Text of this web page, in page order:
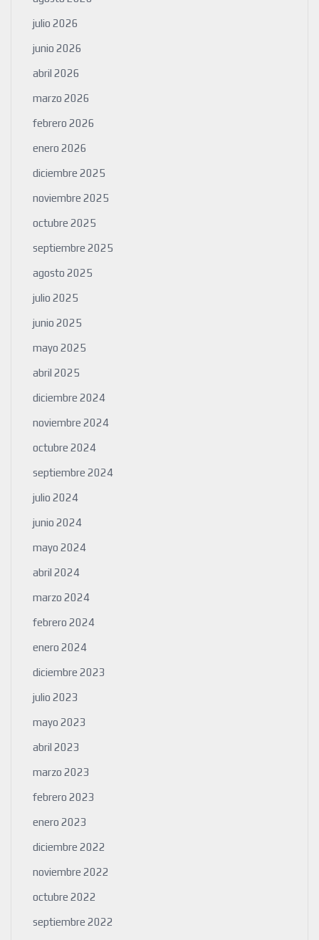
julio 2026
junio 2026
abril 2026
marzo 2026
febrero 2026
enero 2026
diciembre 2025
noviembre 2025
octubre 2025
septiembre 2025
agosto 2025
julio 2025
junio 2025
mayo 2025
abril 2025
diciembre 2024
noviembre 2024
octubre 2024
septiembre 2024
julio 2024
junio 2024
mayo 2024
abril 2024
marzo 2024
febrero 2024
enero 2024
diciembre 2023
julio 2023
mayo 2023
abril 2023
marzo 2023
febrero 2023
enero 2023
diciembre 2022
noviembre 2022
octubre 2022
septiembre 2022